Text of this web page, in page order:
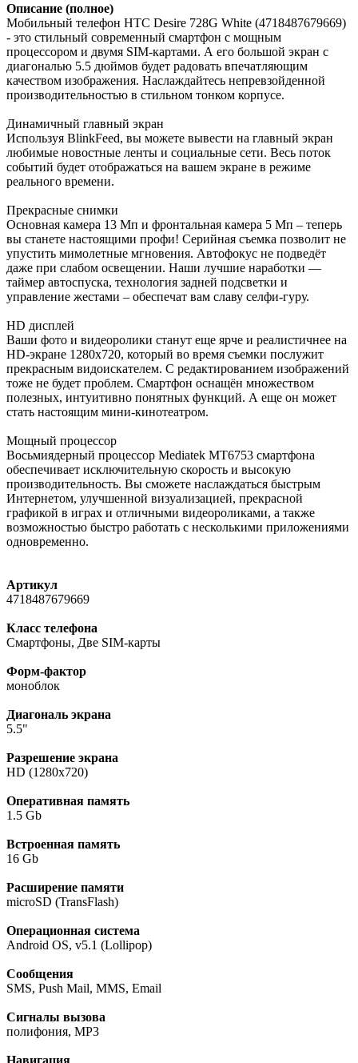
Описание (полное)
Мобильный телефон HTC Desire 728G White (4718487679669)
- это стильный современный смартфон с мощным
процессором и двумя SIM-картами. А его большой экран с
диагональю 5.5 дюймов будет радовать впечатляющим
качеством изображения. Наслаждайтесь непревзойденной
производительностью в стильном тонком корпусе.
Динамичный главный экран
Используя BlinkFeed, вы можете вывести на главный экран
любимые новостные ленты и социальные сети. Весь поток
событий будет отображаться на вашем экране в режиме
реального времени.
Прекрасные снимки
Основная камера 13 Мп и фронтальная камера 5 Мп – теперь
вы станете настоящими профи! Серийная съемка позволит не
упустить мимолетные мгновения. Автофокус не подведёт
даже при слабом освещении. Наши лучшие наработки —
таймер автоспуска, технология задней подсветки и
управление жестами – обеспечат вам славу селфи-гуру.
HD дисплей
Ваши фото и видеоролики станут еще ярче и реалистичнее на
HD-экране 1280x720, который во время съемки послужит
прекрасным видоискателем. С редактированием изображений
тоже не будет проблем. Смартфон оснащён множеством
полезных, интуитивно понятных функций. А еще он может
стать настоящим мини-кинотеатром.
Мощный процессор
Восьмиядерный процессор Mediatek MT6753 смартфона
обеспечивает исключительную скорость и высокую
производительность. Вы сможете наслаждаться быстрым
Интернетом, улучшенной визуализацией, прекрасной
графикой в играх и отличными видеороликами, а также
возможностью быстро работать с несколькими приложениями
одновременно.
Артикул
4718487679669
Класс телефона
Смартфоны, Две SIM-карты
Форм-фактор
моноблок
Диагональ экрана
5.5"
Разрешение экрана
HD (1280х720)
Оперативная память
1.5 Gb
Встроенная память
16 Gb
Расширение памяти
microSD (TransFlash)
Операционная система
Android OS, v5.1 (Lollipop)
Сообщения
SMS, Push Mail, MMS, Email
Сигналы вызова
полифония, MP3
Навигация